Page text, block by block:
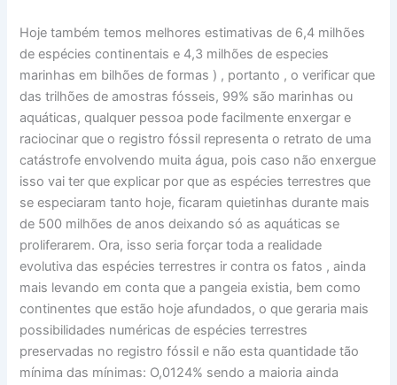
Hoje também temos melhores estimativas de 6,4 milhões
de espécies continentais e 4,3 milhões de especies
marinhas em bilhões de formas ) , portanto , o verificar que
das trilhões de amostras fósseis, 99% são marinhas ou
aquáticas, qualquer pessoa pode facilmente enxergar e
raciocinar que o registro fóssil representa o retrato de uma
catástrofe envolvendo muita água, pois caso não enxergue
isso vai ter que explicar por que as espécies terrestres que
se especiaram tanto hoje, ficaram quietinhas durante mais
de 500 milhões de anos deixando só as aquáticas se
proliferarem. Ora, isso seria forçar toda a realidade
evolutiva das espécies terrestres ir contra os fatos , ainda
mais levando em conta que a pangeia existia, bem como
continentes que estão hoje afundados, o que geraria mais
possibilidades numéricas de espécies terrestres
preservadas no registro fóssil e não esta quantidade tão
mínima das mínimas: O,0124% sendo a maioria ainda